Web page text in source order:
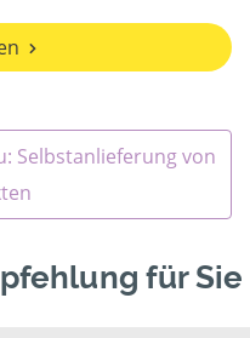
Selbstanlieferung von
für Sie